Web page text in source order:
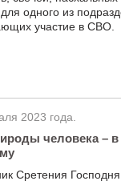
одного из
участие в СВО.
2023 года.
человека –
Сретения